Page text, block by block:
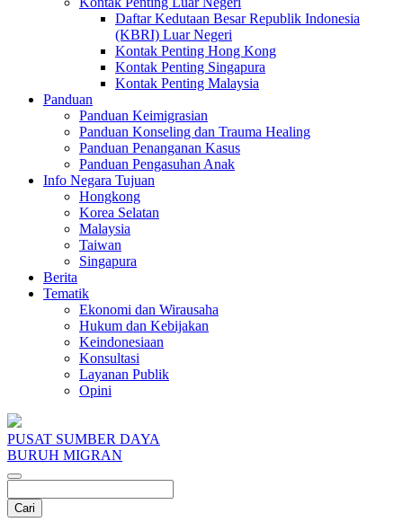
Daftar Kedutaan Besar Republik Indonesia
(KBRI) Luar Negeri
Kontak Penting Hong Kong
Kontak Penting Singapura
Kontak Penting Malaysia
Panduan
Panduan Keimigrasian
Panduan Konseling dan Trauma Healing
Panduan Penanganan Kasus
Panduan Pengasuhan Anak
Info Negara Tujuan
Hongkong
Korea Selatan
Malaysia
Taiwan
Singapura
Berita
Tematik
Ekonomi dan Wirausaha
Hukum dan Kebijakan
Keindonesiaan
Konsultasi
Layanan Publik
Opini
PUSAT SUMBER DAYA
BURUH MIGRAN